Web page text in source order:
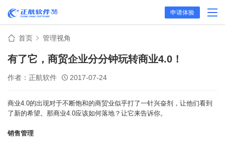
申请体验
首页 管理视角
有了它，商贸企业分分钟玩转商业4.0！
作者：正航软件 2017-07-24
商业4.0的出现对于不断饱和的商贸业似乎打了一针兴奋剂，让他们看到
了新的希望。那商业4.0应该如何落地？让它来告诉你。
销售管理